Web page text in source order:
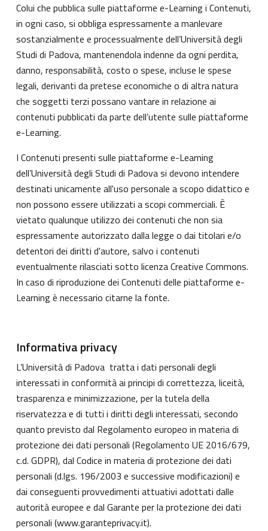
Colui che pubblica sulle piattaforme e-Learning i Contenuti,
in ogni caso, si obbliga espressamente a manlevare
sostanzialmente e processualmente dell’Università degli
Studi di Padova, mantenendola indenne da ogni perdita,
danno, responsabilità, costo o spese, incluse le spese
legali, derivanti da pretese economiche o di altra natura
che soggetti terzi possano vantare in relazione ai
contenuti pubblicati da parte dell’utente sulle piattaforme
e-Learning.
I Contenuti presenti sulle piattaforme e-Learning
dell’Università degli Studi di Padova si devono intendere
destinati unicamente all'uso personale a scopo didattico e
non possono essere utilizzati a scopi commerciali. È
vietato qualunque utilizzo dei contenuti che non sia
espressamente autorizzato dalla legge o dai titolari e/o
detentori dei diritti d'autore, salvo i contenuti
eventualmente rilasciati sotto licenza Creative Commons.
In caso di riproduzione dei Contenuti delle piattaforme e-
Learning è necessario citarne la fonte.
Informativa privacy
L’Università di Padova tratta i dati personali degli
interessati in conformità ai principi di correttezza, liceità,
trasparenza e minimizzazione, per la tutela della
riservatezza e di tutti i diritti degli interessati, secondo
quanto previsto dal Regolamento europeo in materia di
protezione dei dati personali (Regolamento UE 2016/679,
c.d. GDPR), dal Codice in materia di protezione dei dati
personali (d.lgs. 196/2003 e successive modificazioni) e
dai conseguenti provvedimenti attuativi adottati dalle
autorità europee e dal Garante per la protezione dei dati
personali (www.garanteprivacy.it).